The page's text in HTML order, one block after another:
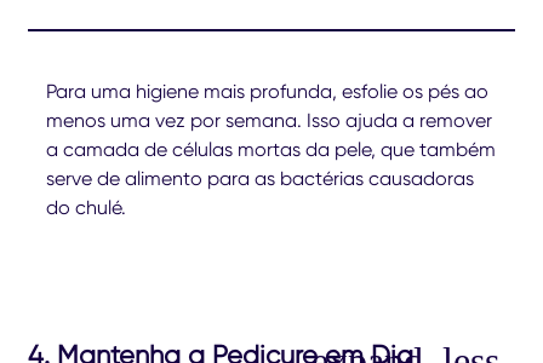
Para uma higiene mais profunda, esfolie os pés ao
menos uma vez por semana. Isso ajuda a remover
a camada de células mortas da pele, que também
serve de alimento para as bactérias causadoras
do chulé.
4. Mantenha a Pedicure em Dia